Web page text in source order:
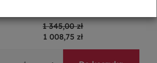
1 345,00 zł
1 008,75 zł